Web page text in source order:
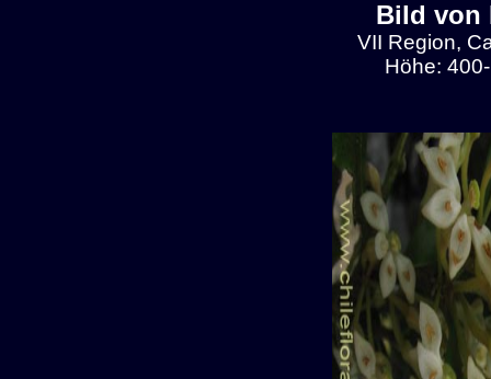
Bild von
VII Region,
Höhe: